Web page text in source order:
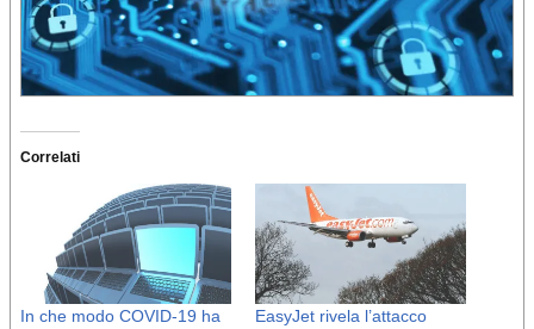
Correlati
In che modo COVID-19 ha
EasyJet rivela l’attacco